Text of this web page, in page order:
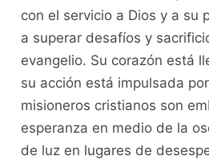
con el servicio a Dios y a su
a superar desafíos y
evangelio. Su corazón está
su acción está impulsada
misioneros cristianos son
esperanza en medio de la
de luz en lugares de